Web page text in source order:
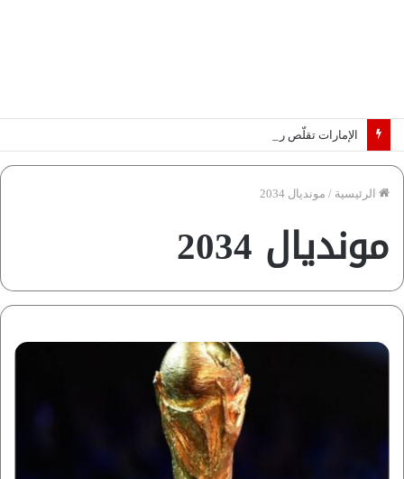
الرئيسية / مونديال 2034
مونديال 2034